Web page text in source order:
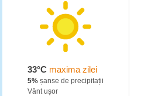
33°C maxima zilei
5% șanse de precipitații
Vânt ușor